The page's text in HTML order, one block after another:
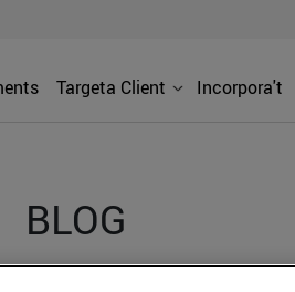
Targeta Client Incorpora't
BLOG